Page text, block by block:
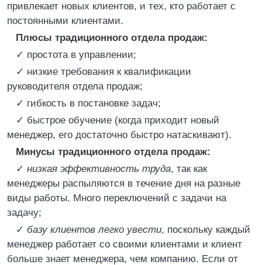
привлекает новых клиентов, и тех, кто работает с
постоянными клиентами.
Плюсы традиционного отдела продаж:
✓ простота в управлении;
✓ низкие требования к квалификации
руководителя отдела продаж;
✓ гибкость в постановке задач;
✓ быстрое обучение (когда приходит новый
менеджер, его достаточно быстро натаскивают).
Минусы традиционного отдела продаж:
✓ низкая эффективность труда, так как
менеджеры распыляются в течение дня на разные
виды работы. Много переключений с задачи на
задачу;
✓ базу клиентов легко увести, поскольку каждый
менеджер работает со своими клиентами и клиент
больше знает менеджера, чем компанию. Если от